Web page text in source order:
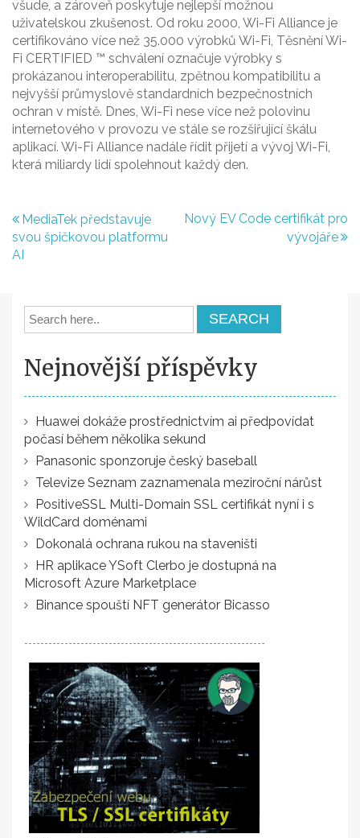
všude, a zároveň poskytuje nejlepší možnou
uživatelskou zkušenost. Od roku 2000, Wi-Fi Alliance je
certifikováno více než 35.000 výrobků Wi-Fi, Těsnění Wi-
Fi CERTIFIED ™ schválení označuje výrobky s
prokázanou interoperabilitu, zpětnou kompatibilitu a
nejvyšší průmyslově standardních bezpečnostních
ochran v místě. Dnes, Wi-Fi nese více než polovinu
internetového v provozu ve stále se rozšiřující škálu
aplikací. Wi-Fi Alliance nadále řídit přijetí a vývoj Wi-Fi,
která miliardy lidí spolehnout každý den.
Navigace
pro
MediaTek představuje
svou špičkovou platformu
AI
Nový EV Code certifikát pro
vývojáře
Nejnovější příspěvky
Huawei dokáže prostřednictvím ai předpovídat
počasí během několika sekund
Panasonic sponzoruje český baseball
Televize Seznam zaznamenala meziroční nárůst
PositiveSSL Multi-Domain SSL certifikát nyní i s
WildCard doménami
Dokonalá ochrana rukou na staveništi
HR aplikace YSoft Clerbo je dostupná na
Microsoft Azure Marketplace
Binance spouští NFT generátor Bicasso